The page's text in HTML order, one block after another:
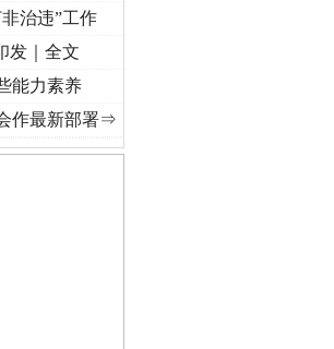
起..·[视频]一首歌的时间，读懂乐至的“诗与远方”
治违”工作
发｜全文
能力素养
作最新部署⇒